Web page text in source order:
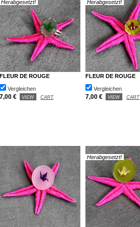
Herabgesetzt!
FLEUR DE ROUGE
Vergleichen
7,00 € VIEW CART
Herabgesetzt!
FLEUR DE ROUGE
Vergleichen
7,00 € VIEW CART
Herabgesetzt!